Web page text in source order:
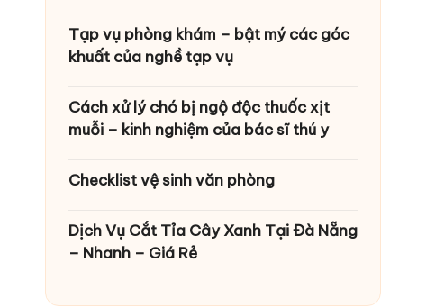
Tạp vụ phòng khám – bật mý các góc
khuất của nghề tạp vụ
Cách xử lý chó bị ngộ độc thuốc xịt
muỗi – kinh nghiệm của bác sĩ thú y
Checklist vệ sinh văn phòng
Dịch Vụ Cắt Tỉa Cây Xanh Tại Đà Nẵng
– Nhanh – Giá Rẻ